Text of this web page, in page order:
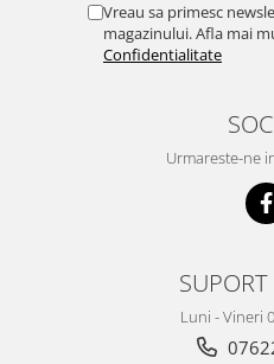
Vreau sa primesc
magazinului. Afla mai
Confidentialitate
Urmareste-ne
SUPORT
Luni - Vineri